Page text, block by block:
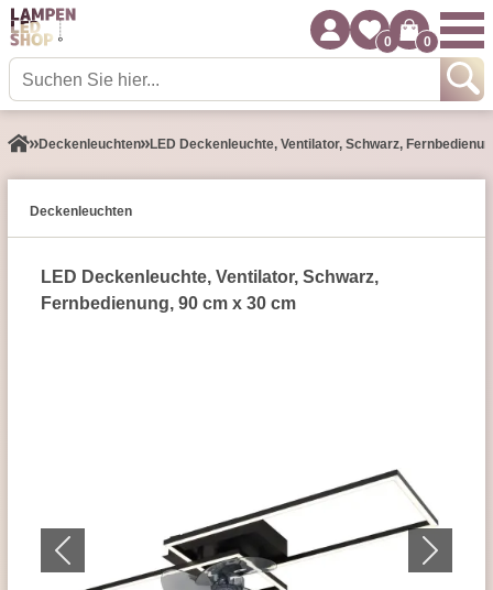
0 0
Decken­leuchten LED Deckenleuchte, Ventilator, Schwarz,
Decken­leuchten
LED Deckenleuchte, Ventilator, Schwarz,
Fernbedienung, 90 cm x 30 cm